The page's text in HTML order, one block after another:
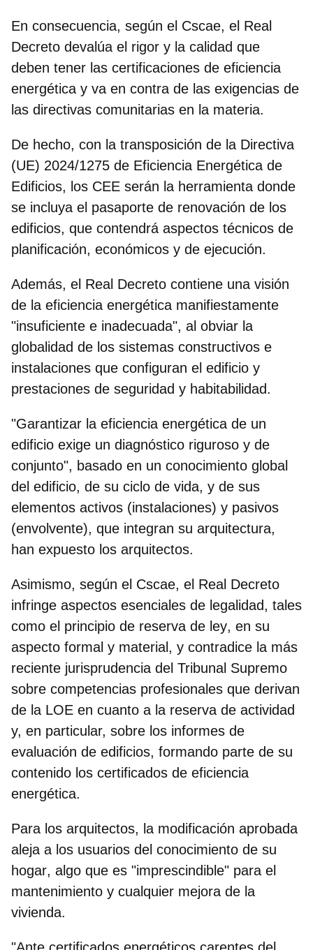
En consecuencia, según el Cscae, el Real
Decreto devalúa el rigor y la calidad que
deben tener las certificaciones de eficiencia
energética y va en contra de las exigencias de
las directivas comunitarias en la materia.
De hecho, con la transposición de la Directiva
(UE) 2024/1275 de Eficiencia Energética de
Edificios, los CEE serán la herramienta donde
se incluya el pasaporte de renovación de los
edificios, que contendrá aspectos técnicos de
planificación, económicos y de ejecución.
Además, el Real Decreto contiene una visión
de la eficiencia energética manifiestamente
"insuficiente e inadecuada", al obviar la
globalidad de los sistemas constructivos e
instalaciones que configuran el edificio y
prestaciones de seguridad y habitabilidad.
"Garantizar la eficiencia energética de un
edificio exige un diagnóstico riguroso y de
conjunto", basado en un conocimiento global
del edificio, de su ciclo de vida, y de sus
elementos activos (instalaciones) y pasivos
(envolvente), que integran su arquitectura,
han expuesto los arquitectos.
Asimismo, según el Cscae, el Real Decreto
infringe aspectos esenciales de legalidad, tales
como el principio de reserva de ley, en su
aspecto formal y material, y contradice la más
reciente jurisprudencia del Tribunal Supremo
sobre competencias profesionales que derivan
de la LOE en cuanto a la reserva de actividad
y, en particular, sobre los informes de
evaluación de edificios, formando parte de su
contenido los certificados de eficiencia
energética.
Para los arquitectos, la modificación aprobada
aleja a los usuarios del conocimiento de su
hogar, algo que es "imprescindible" para el
mantenimiento y cualquier mejora de la
vivienda.